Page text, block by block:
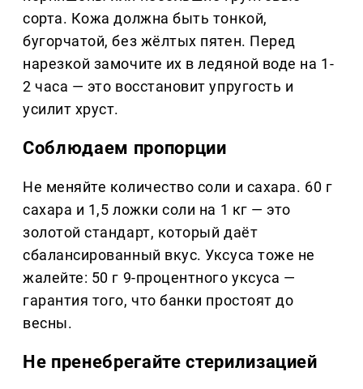
сорта. Кожа должна быть тонкой,
бугорчатой, без жёлтых пятен. Перед
нарезкой замочите их в ледяной воде на 1-
2 часа — это восстановит упругость и
усилит хруст.
Соблюдаем пропорции
Не меняйте количество соли и сахара. 60 г
сахара и 1,5 ложки соли на 1 кг — это
золотой стандарт, который даёт
сбалансированный вкус. Уксуса тоже не
жалейте: 50 г 9-процентного уксуса —
гарантия того, что банки простоят до
весны.
Не пренебрегайте стерилизацией